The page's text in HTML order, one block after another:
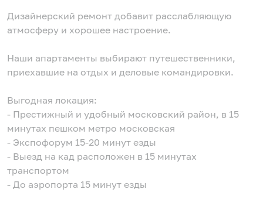
Дизайнерский ремонт добавит расслабляющую
атмосферу и хорошее настроение.
Наши апартаменты выбирают путешественники,
приехавшие на отдых и деловые командировки.
Выгодная локация:
- Престижный и удобный московский район, в 15
минутах пешком метро московская
- Экспофорум 15-20 минут езды
- Выезд на кад расположен в 15 минутах
транспортом
- До аэропорта 15 минут езды